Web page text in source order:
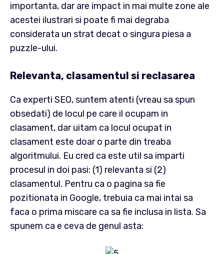
importanta, dar are impact in mai multe zone ale
acestei ilustrari si poate fi mai degraba
considerata un strat decat o singura piesa a
puzzle-ului.
Relevanta, clasamentul si reclasarea
Ca experti SEO, suntem atenti (vreau sa spun
obsedati) de locul pe care il ocupam in
clasament, dar uitam ca locul ocupat in
clasament este doar o parte din treaba
algoritmului. Eu cred ca este util sa imparti
procesul in doi pasi: (1) relevanta si (2)
clasamentul. Pentru ca o pagina sa fie
pozitionata in Google, trebuia ca mai intai sa
faca o prima miscare ca sa fie inclusa in lista. Sa
spunem ca e ceva de genul asta: